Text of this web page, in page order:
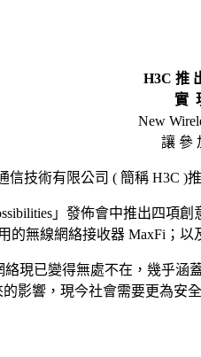
H3C 推
實
New
讓 參
技術有限公司 ( 簡稱 H3C )
」發佈會中推出四
的無線網絡接收器 MaxFi；
現已變得無處不在，幾乎
影響，現今社會需要更為安